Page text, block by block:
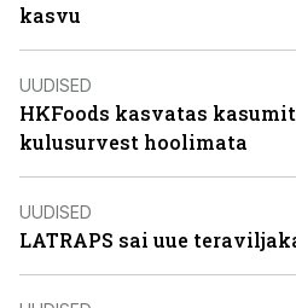
kasvu
UUDISED
HKFoods kasvatas
kulusurvest hoolimata
UUDISED
LATRAPS sai uue